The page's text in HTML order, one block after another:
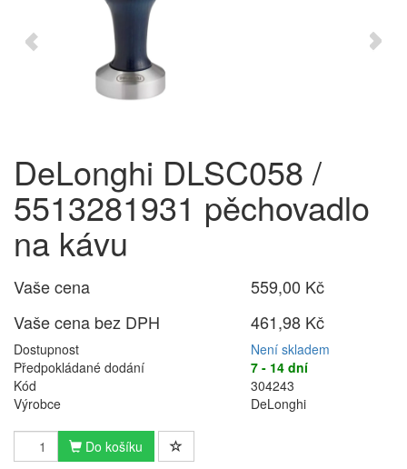
DeLonghi DLSC058 /
5513281931 pěchovadlo
na kávu
Vaše cena
559,00 Kč
Vaše cena bez DPH
461,98 Kč
Dostupnost
Není skladem
Předpokládané dodání
7 - 14 dní
Kód
304243
Výrobce
DeLonghi
Do košíku